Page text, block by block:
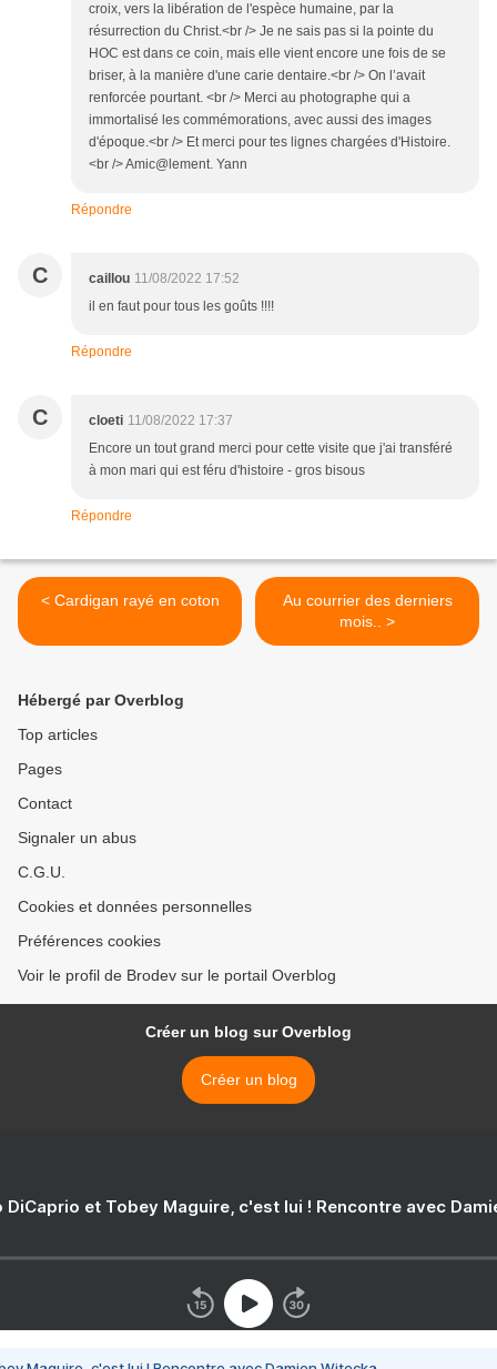
croix, vers la libération de l'espèce humaine, par la
résurrection du Christ.<br /> Je ne sais pas si la pointe du
HOC est dans ce coin, mais elle vient encore une fois de se
briser, à la manière d'une carie dentaire.<br /> On l’avait
renforcée pourtant. <br /> Merci au photographe qui a
immortalisé les commémorations, avec aussi des images
d'époque.<br /> Et merci pour tes lignes chargées d'Histoire.
<br /> Amic@lement. Yann
Répondre
C caillou 11/08/2022 17:52
il en faut pour tous les goûts !!!!
Répondre
C cloeti 11/08/2022 17:37
Encore un tout grand merci pour cette visite que j'ai transféré
à mon mari qui est féru d'histoire - gros bisous
Répondre
< Cardigan rayé en coton
Au courrier des derniers
mois.. >
Hébergé par Overblog
Top articles
Pages
Contact
Signaler un abus
C.G.U.
Cookies et données personnelles
Préférences cookies
Voir le profil de Brodev sur le portail Overblog
Créer un blog sur Overblog
Créer un blog
DiCaprio et Tobey Maguire, c'est lui ! Rencontre avec